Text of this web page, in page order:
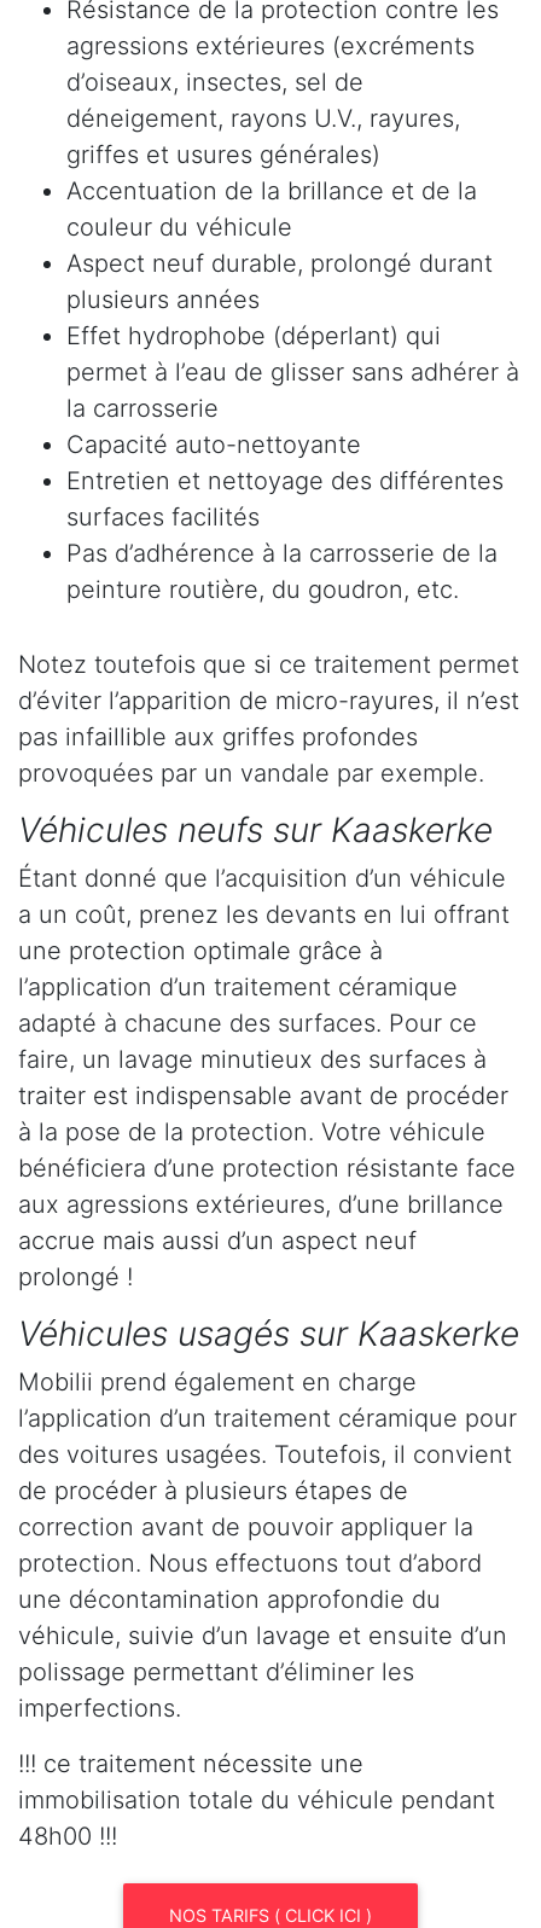
Résistance de la protection contre les
agressions extérieures (excréments
d’oiseaux, insectes, sel de
déneigement, rayons U.V., rayures,
griffes et usures générales)
Accentuation de la brillance et de la
couleur du véhicule
Aspect neuf durable, prolongé durant
plusieurs années
Effet hydrophobe (déperlant) qui
permet à l’eau de glisser sans adhérer à
la carrosserie
Capacité auto-nettoyante
Entretien et nettoyage des différentes
surfaces facilités
Pas d’adhérence à la carrosserie de la
peinture routière, du goudron, etc.
Notez toutefois que si ce traitement permet
d’éviter l’apparition de micro-rayures, il n’est
pas infaillible aux griffes profondes
provoquées par un vandale par exemple.
Véhicules neufs sur Kaaskerke
Étant donné que l’acquisition d’un véhicule
a un coût, prenez les devants en lui offrant
une protection optimale grâce à
l’application d’un traitement céramique
adapté à chacune des surfaces. Pour ce
faire, un lavage minutieux des surfaces à
traiter est indispensable avant de procéder
à la pose de la protection. Votre véhicule
bénéficiera d’une protection résistante face
aux agressions extérieures, d’une brillance
accrue mais aussi d’un aspect neuf
prolongé !
Véhicules usagés sur Kaaskerke
Mobilii prend également en charge
l’application d’un traitement céramique pour
des voitures usagées. Toutefois, il convient
de procéder à plusieurs étapes de
correction avant de pouvoir appliquer la
protection. Nous effectuons tout d’abord
une décontamination approfondie du
véhicule, suivie d’un lavage et ensuite d’un
polissage permettant d’éliminer les
imperfections.
!!! ce traitement nécessite une
immobilisation totale du véhicule pendant
48h00 !!!
NOS TARIFS ( CLICK ICI )